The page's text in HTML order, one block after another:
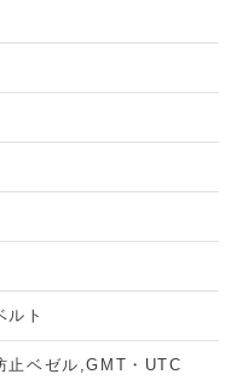
ルト
止ベゼル GMT・UTC